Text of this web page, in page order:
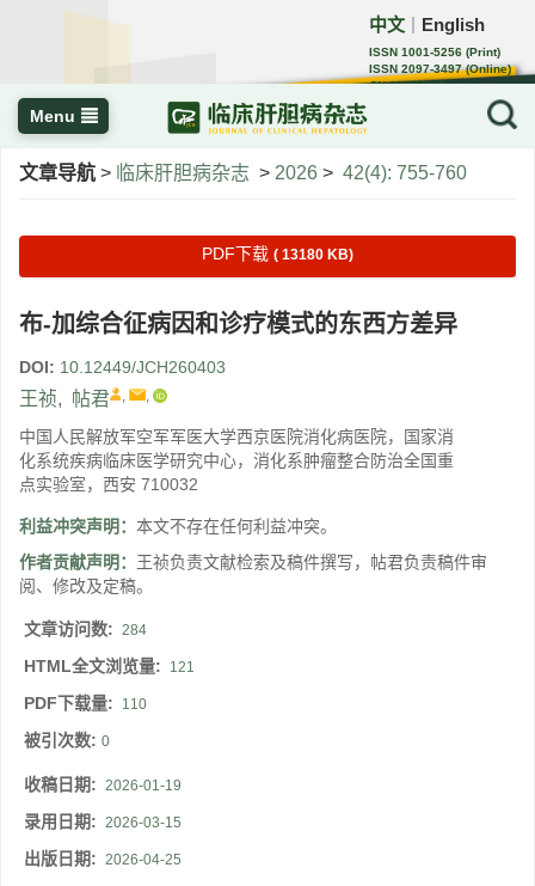
中文 English
ISSN 1001-5256 (Print)
ISSN 2097-3497 (Online)
CN 22-1108/R
Menu
文章导航 > 临床肝胆病杂志 > 2026 > 42(4): 755-760
PDF下载 ( 13180 KB)
布-加综合征病因和诊疗模式的东西方差异
DOI: 10.12449/JCH260403
王祯, 帖君 , ,
中国人民解放军空军军医大学西京医院消化病医院，国家消
化系统疾病临床医学研究中心，消化系肿瘤整合防治全国重
点实验室，西安 710032
利益冲突声明： 本文不存在任何利益冲突。
作者贡献声明： 王祯负责文献检索及稿件撰写，帖君负责稿件审
阅、修改及定稿。
文章访问数: 284
HTML全文浏览量: 121
PDF下载量: 110
被引次数: 0
收稿日期: 2026-01-19
录用日期: 2026-03-15
出版日期: 2026-04-25